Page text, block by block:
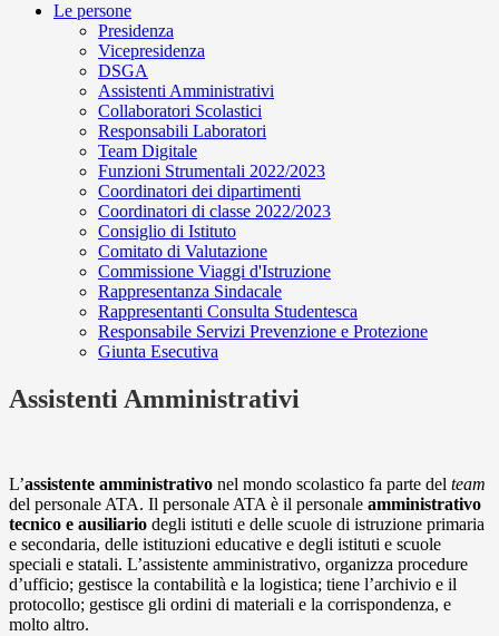
Le persone
Presidenza
Vicepresidenza
DSGA
Assistenti Amministrativi
Collaboratori Scolastici
Responsabili Laboratori
Team Digitale
Funzioni Strumentali 2022/2023
Coordinatori dei dipartimenti
Coordinatori di classe 2022/2023
Consiglio di Istituto
Comitato di Valutazione
Commissione Viaggi d'Istruzione
Rappresentanza Sindacale
Rappresentanti Consulta Studentesca
Responsabile Servizi Prevenzione e Protezione
Giunta Esecutiva
Assistenti Amministrativi
L’assistente amministrativo nel mondo scolastico fa parte del team
del personale ATA. Il personale ATA è il personale amministrativo
tecnico e ausiliario degli istituti e delle scuole di istruzione primaria
e secondaria, delle istituzioni educative e degli istituti e scuole
speciali e statali. L’assistente amministrativo, organizza procedure
d’ufficio; gestisce la contabilità e la logistica; tiene l’archivio e il
protocollo; gestisce gli ordini di materiali e la corrispondenza, e
molto altro.